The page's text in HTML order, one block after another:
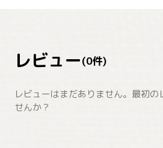
レビュー(0件)
レビューはまだありません。最初の
せんか？